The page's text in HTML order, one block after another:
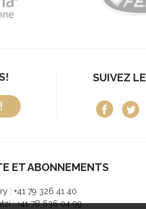
SUIVEZ LE
ET ABONNEMENTS
: +41 79 326 41 40
: +41 78 636 04 99